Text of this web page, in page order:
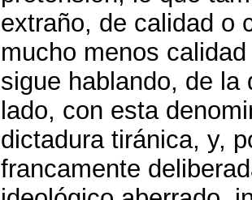
extraño, de calidad o
mucho menos
sigue hablando, de la
lado, con esta
dictadura tiránica, y,
francamente